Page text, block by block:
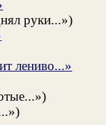
руки...»)
лениво...»